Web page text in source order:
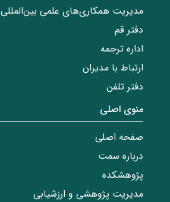
مدیریت همکاری‌های علمی بین‌المللی
دفتر قم
اداره ترجمه
ارتباط با مدیران
دفتر تلفن
منوی اصلی
صفحه اصلی
درباره سمت
پژوهشکده
مدیریت پژوهشی و ارزشیابی